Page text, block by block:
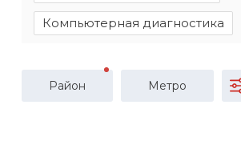
Компьютерная диагностика
Район Метро